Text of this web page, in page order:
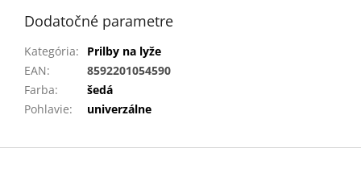
Dodatočné parametre
Kategória:
Prilby na lyže
EAN:
8592201054590
Farba:
šedá
Pohlavie: univerzálne
Z